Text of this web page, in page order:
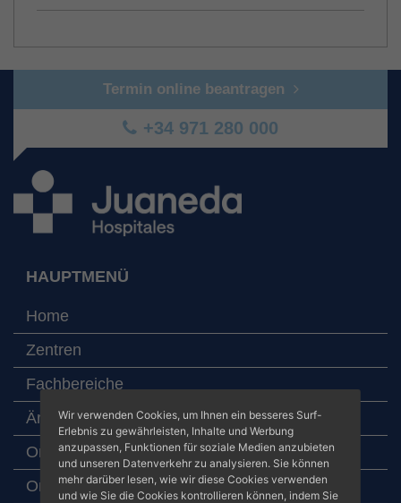
Termin online beantragen
+34 971 280 000
HAUPTMENÜ
Home
Zentren
Fachbereiche
Ärzteteam
Online-Termin
Online-Laboruntersuchungen
Wir verwenden Cookies, um Ihnen ein besseres Surf-
Erlebnis zu gewährleisten, Inhalte und Werbung
anzupassen, Funktionen für soziale Medien anzubieten
und unseren Datenverkehr zu analysieren. Sie können
mehr darüber lesen, wie wir diese Cookies verwenden
und wie Sie die Cookies kontrollieren können, indem Sie